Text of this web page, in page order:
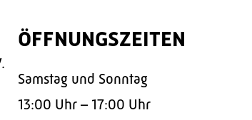
ÖFFNUNGSZEITEN
Samstag und Sonntag
13:00 Uhr – 17:00 Uhr